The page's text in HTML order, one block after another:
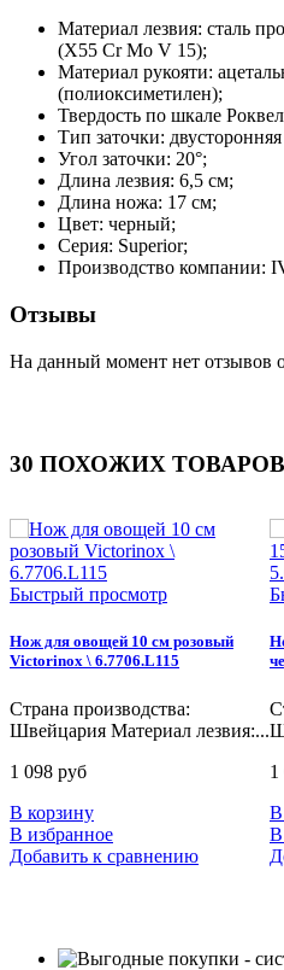
Материал лезвия: сталь
(X55 Cr Mo V 15);
Материал рукояти:
(полиоксиметилен);
Твердость по шкале
Тип заточки:
Угол заточки: 20°;
Длина лезвия: 6,5 см;
Длина ножа: 17 см;
Цвет: черный;
Серия: Superior;
Производство компании:
Отзывы
На данный момент нет отзывов
30 ПОХОЖИХ ТОВАРОВ
Быстрый просмотр
Нож для овощей 10 см розовый
Victorinox \ 6.7706.L115
Страна производства:
Швейцария Материал лезвия:...
1 098 руб
В корзину
В избранное
Добавить к сравнению
1
В
В